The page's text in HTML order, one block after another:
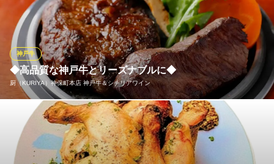
ます。牛肉、豚肉、鶏肉に始まりチーズや野菜、パイナップルな
ど、お腹いっぱいになるまで食べ放題でお楽しみください♪
シュラスコレストラン ALEGRIA Jimbocho（アレグリア神
保町）
シュラスコレストラン
地下鉄半蔵門線神保町駅 徒歩1分
東京都千代田区神田神保町1-8 ファンデス神保町4F
◆高品質な神戸牛とリーズナブルに◆
厨（KURIYA）神保町本店 神戸牛＆シチリアワイン
神戸牛
【当店が神戸牛をリーズナブルに提供できる理由】 大手精肉メー
カーと取引により、部位を枝買いして不要なコストを削減。いい
ものを必要な分だけ仕入れする事が出来るので、ブランド牛であ
る神戸牛をリーズナブルに提供しております。